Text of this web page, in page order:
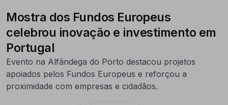
Mostra dos Fundos Europeus
celebrou inovação e investimento em
Portugal
Evento na Alfândega do Porto destacou projetos
apoiados pelos Fundos Europeus e reforçou a
proximidade com empresas e cidadãos.